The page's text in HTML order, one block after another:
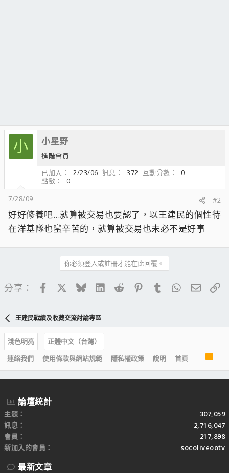
小 小星野
進階會員
已加入
2/23/06 訊息 372 互動分數
0
點數
0
7/28/09
#2
好好修養吧...就算被交易也要認了，以王建民的個性待
在洋基隊也蠻辛苦的，就算被交易也未必不是好事
你必須登入或註冊才能在此回覆。
分享： FacebookBlueskyLinkedIn
Reddit PinterestTumblrWhatsApp
電子
王建民戰績及收藏交流討論專區
淺色明亮
正體中文（台灣）
連絡我們
使用條款與網站規範 隱私權政策 說明 首頁
S
論壇統計
主題
307,059
訊息
2,716,047
會員
217,898
新加入的會員
socoliveootv
最新文章